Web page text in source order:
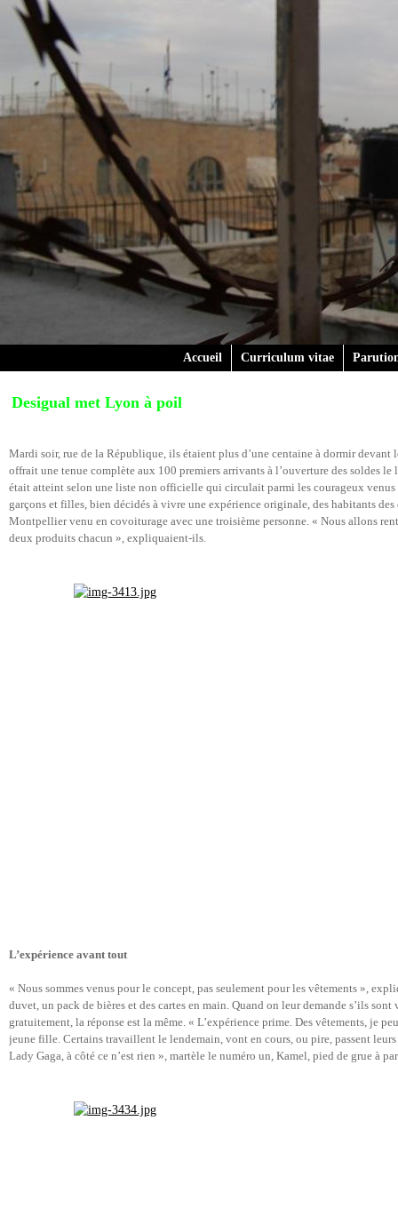
Accueil Curriculum vitae
Desigual met Lyon à poil
Mardi soir, rue de la République, ils étaient plus d’une centaine à dormir devant
offrait une tenue complète aux 100 premiers arrivants à l’ouverture des soldes le
était atteint selon une liste non officielle qui circulait parmi les courageux
garçons et filles, bien décidés à vivre une expérience originale, des habitants
Montpellier venu en covoiturage avec une troisième personne. « Nous allons
deux produits chacun », expliquaient-ils.
L’expérience avant tout
« Nous sommes venus pour le concept, pas seulement pour les vêtements »,
duvet, un pack de bières et des cartes en main. Quand on leur demande s’ils
gratuitement, la réponse est la même. « L’expérience prime. Des vêtements, je
jeune fille. Certains travaillent le lendemain, vont en cours, ou pire, passent
Lady Gaga, à côté ce n’est rien », martèle le numéro un, Kamel, pied de grue à